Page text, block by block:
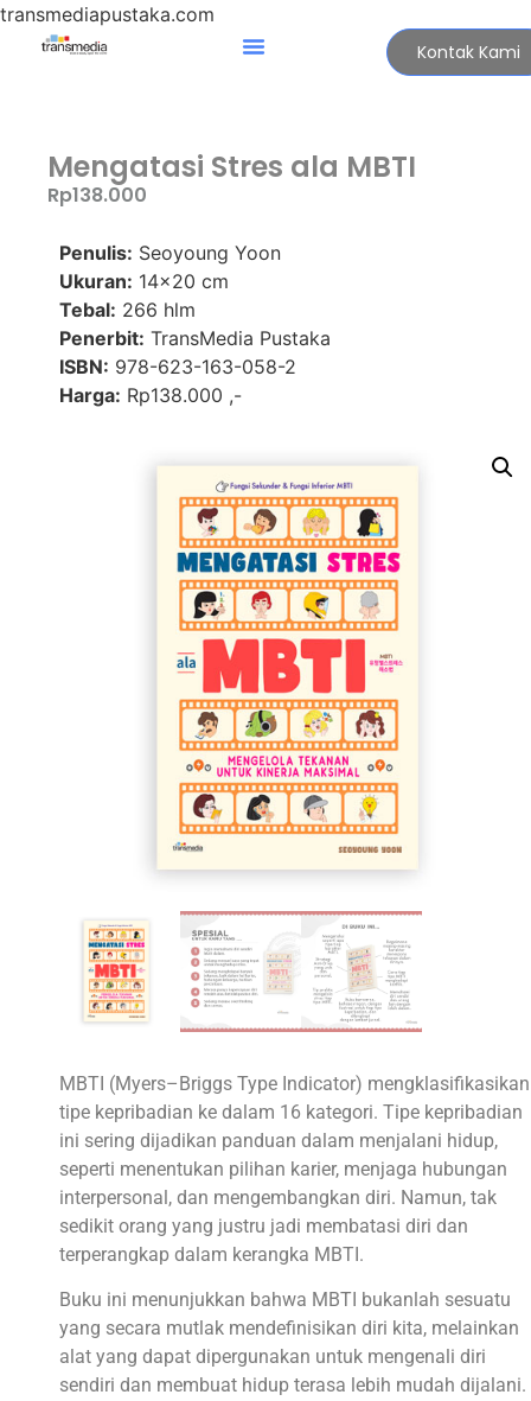
transmediapustaka.com
Kontak Kami
Mengatasi Stres ala MBTI
Rp138.000
Penulis: Seoyoung Yoon
Ukuran: 14×20 cm
Tebal: 266 hlm
Penerbit: TransMedia Pustaka
ISBN: 978-623-163-058-2
Harga: Rp138.000 ,-
MBTI (Myers–Briggs Type Indicator) mengklasifikasikan
tipe kepribadian ke dalam 16 kategori. Tipe kepribadian
ini sering dijadikan panduan dalam menjalani hidup,
seperti menentukan pilihan karier, menjaga hubungan
interpersonal, dan mengembangkan diri. Namun, tak
sedikit orang yang justru jadi membatasi diri dan
terperangkap dalam kerangka MBTI.
Buku ini menunjukkan bahwa MBTI bukanlah sesuatu
yang secara mutlak mendefinisikan diri kita, melainkan
alat yang dapat dipergunakan untuk mengenali diri
sendiri dan membuat hidup terasa lebih mudah dijalani.